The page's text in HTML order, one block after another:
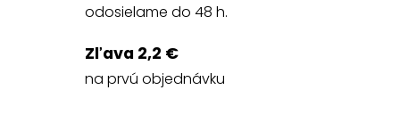
odosielame do 48 h.
Zľava 2,2 €
na prvú objednávku